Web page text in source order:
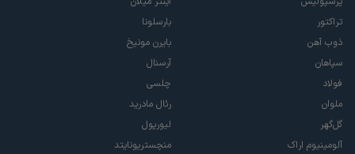
تراکتور
ذوب آهن
سپاهان
فولاد
ملوان
گل‌گهر
آلومینیوم اراک
بارسلونا
بایرن مونیخ
آرسنال
چلسی
رئال مادرید
لیورپول
منچستریونایتد